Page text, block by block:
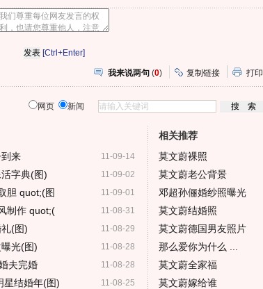
[Ctrl+Enter]
我来说两句 (0) 复制链接 打印
网页 新闻
11-09-14
来
11-09-02
字典(图)
11-09-01
胆 quot;(图
11-08-31
制作 quot;(
11-08-29
(图)
11-08-28
光(图)
11-08-28
夫完婚
11-08-25
星结婚年(图)
相关推荐
莫文蔚裸照
莫文蔚老公背景
邓超孙俪婚纱照曝光
莫文蔚结婚照
莫文蔚德国男友照片
那么爱你为什么 ...
莫文蔚全家福
莫文蔚嫁给谁